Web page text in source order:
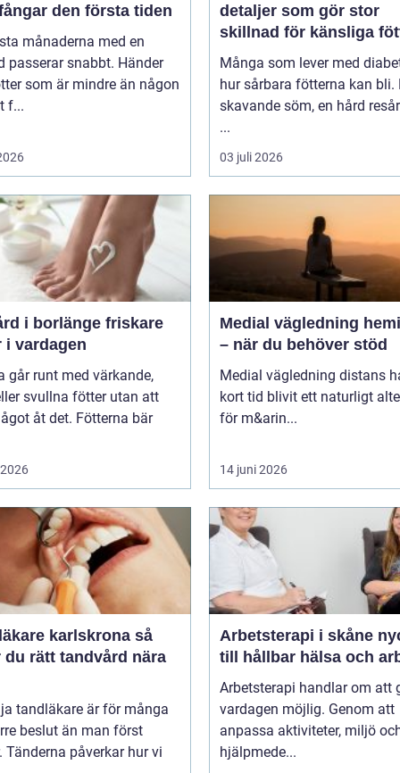
den första tiden
månaderna med en
passerar snabbt. Händer
som är mindre än någon
f...
detaljer som gör stor
skillnad för känsliga
Många som lever med
hur sårbara fötterna kan bli.
skavande söm, en hård
...
03 juli 2026
i borlänge friskare
i vardagen
går runt med värkande,
svullna fötter utan att
åt det. Fötterna bär
Medial vägledning
– när du behöver stöd
Medial vägledning distans
kort tid blivit ett naturligt
för m&arin...
14 juni 2026
karlskrona så
du rätt tandvård nära
tandläkare är för många
beslut än man först
Tänderna påverkar hur vi
Arbetsterapi i skåne nyckeln
till hållbar hälsa och
Arbetsterapi handlar om att
vardagen möjlig. Genom att
anpassa aktiviteter, miljö
hjälpmede...